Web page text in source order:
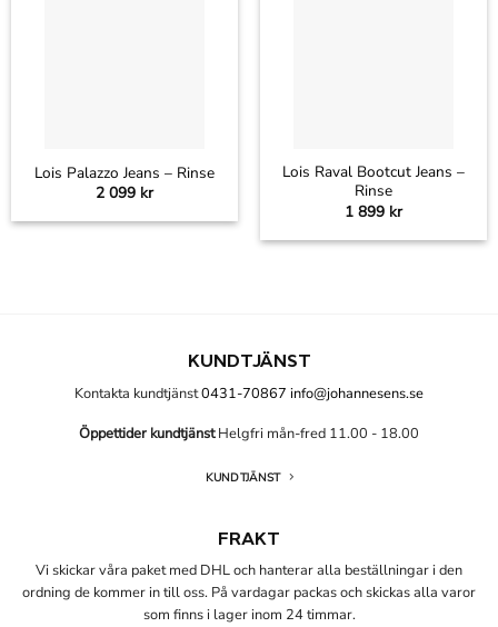
Lois Palazzo Jeans – Rinse
2 099 kr
Lois Raval Bootcut Jeans –
Rinse
1 899 kr
KUNDTJÄNST
Kontakta kundtjänst0431-70867 info@johannesens.se
Öppettider kundtjänstHelgfri mån-fred 11.00 - 18.00
KUNDTJÄNST
FRAKT
Vi skickar våra paket med DHL och hanterar alla beställningar i den
ordning de kommer in till oss. På vardagar packas och skickas alla varor
som finns i lager inom 24 timmar.